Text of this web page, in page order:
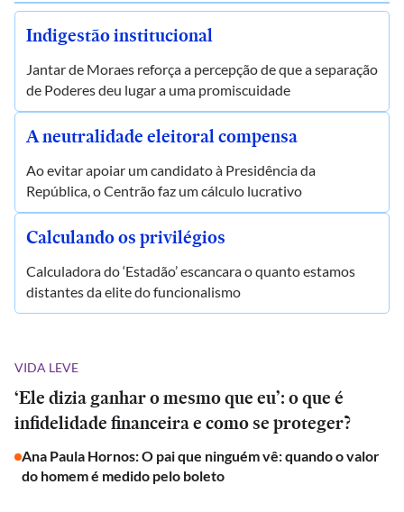
Indigestão institucional
Jantar de Moraes reforça a percepção de que a separação
de Poderes deu lugar a uma promiscuidade
A neutralidade eleitoral compensa
Ao evitar apoiar um candidato à Presidência da
República, o Centrão faz um cálculo lucrativo
Calculando os privilégios
Calculadora do ‘Estadão’ escancara o quanto estamos
distantes da elite do funcionalismo
VIDA LEVE
‘Ele dizia ganhar o mesmo que eu’: o que é
infidelidade financeira e como se proteger?
Ana Paula Hornos: O pai que ninguém vê: quando o valor
do homem é medido pelo boleto